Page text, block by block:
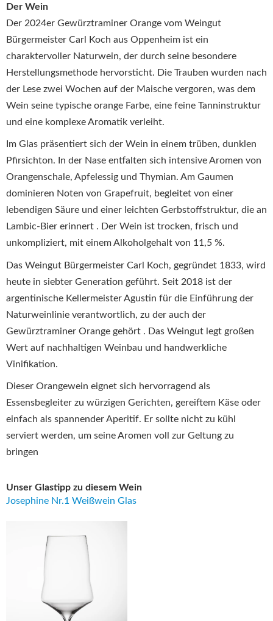
Der Wein
Der 2024er Gewürztraminer Orange vom Weingut
Bürgermeister Carl Koch aus Oppenheim ist ein
charaktervoller Naturwein, der durch seine besondere
Herstellungsmethode hervorsticht. Die Trauben wurden nach
der Lese zwei Wochen auf der Maische vergoren, was dem
Wein seine typische orange Farbe, eine feine Tanninstruktur
und eine komplexe Aromatik verleiht.
Im Glas präsentiert sich der Wein in einem trüben, dunklen
Pfirsichton.
In der Nase entfalten sich intensive Aromen von
Orangenschale, Apfelessig und Thymian. Am Gaumen
dominieren Noten von Grapefruit, begleitet von einer
lebendigen Säure und einer leichten Gerbstoffstruktur, die an
Lambic-Bier erinnert . Der Wein ist trocken, frisch und
unkompliziert, mit einem Alkoholgehalt von 11,5 %.
Das Weingut Bürgermeister Carl Koch, gegründet 1833, wird
heute in siebter Generation geführt. Seit 2018 ist der
argentinische Kellermeister Agustin für die Einführung der
Naturweinlinie verantwortlich, zu der auch der
Gewürztraminer Orange gehört . Das Weingut legt großen
Wert auf nachhaltigen Weinbau und handwerkliche
Vinifikation.
Dieser Orangewein eignet sich hervorragend als
Essensbegleiter zu würzigen Gerichten, gereiftem Käse oder
einfach als spannender Aperitif. Er sollte nicht zu kühl
serviert werden, um seine Aromen voll zur Geltung zu
bringen
Unser Glastipp zu diesem Wein
Josephine Nr.1 Weißwein Glas